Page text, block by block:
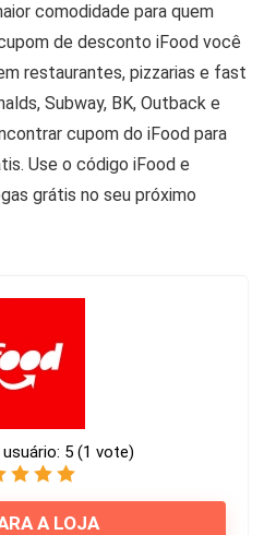
comodidade para quem
de desconto iFood você
restaurantes, pizzarias e fast
Subway, BK, Outback e
cupom do iFood para
Use o código iFood e
grátis no seu próximo
5 (1 vote)
A LOJA